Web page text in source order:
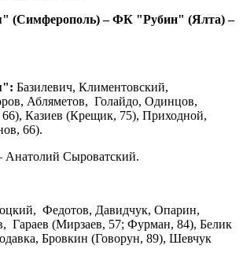
– ФК "Рубин" (Ялта) –
Базилевич, Климентовский,
Абляметов, Голайдо, Одинцов,
Казиев (Крещик, 75), Приходной,
66).
Анатолий Сыроватский.
Федотов, Давидчук, Опарин,
Гараев (Мирзаев, 57; Фурман, 84), Белик
Бровкин (Говорун, 89), Шевчук